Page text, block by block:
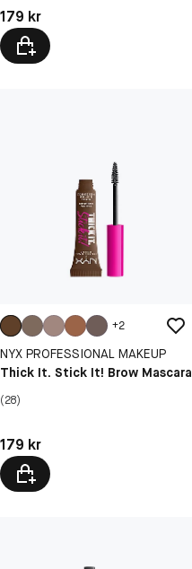
Pris: 179 kr
179 kr
+2
NYX PROFESSIONAL MAKEUP
Thick It. Stick It! Brow Mascara
(28)
Pris: 179 kr
179 kr